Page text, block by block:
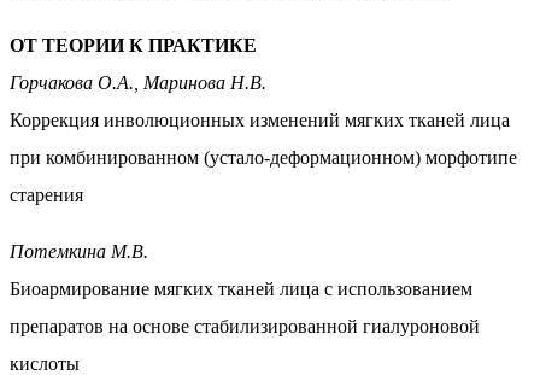
ОТ ТЕОРИИ К ПРАКТИКЕ
Горчакова О.А., Маринова Н.В.
Коррекция инволюционных изменений мягких тканей лица
при комбинированном (устало-деформационном) морфотипе
старения
Потемкина М.В.
Биоармирование мягких тканей лица с использованием
препаратов на основе стабилизированной гиалуроновой
кислоты